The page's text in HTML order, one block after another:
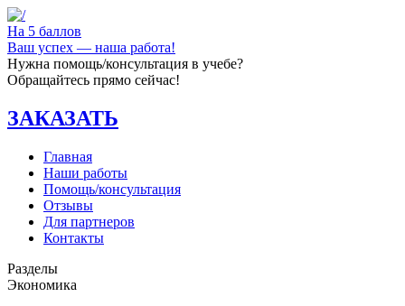
На 5 баллов
Ваш успех — наша работа!
Нужна помощь/консультация в учебе?
Обращайтесь прямо сейчас!
ЗАКАЗАТЬ
Главная
Наши работы
Помощь/консультация
Отзывы
Для партнеров
Контакты
Разделы
Экономика